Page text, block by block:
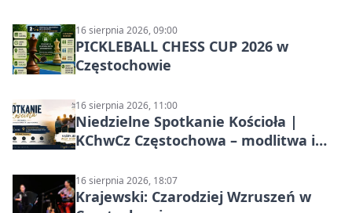
16 sierpnia 2026, 09:00
PICKLEBALL CHESS CUP 2026 w
Częstochowie
16 sierpnia 2026, 11:00
Niedzielne Spotkanie Kościoła |
KChwCz Częstochowa – modlitwa i
16 sierpnia 2026, 18:07
Krajewski: Czarodziej Wzruszeń w